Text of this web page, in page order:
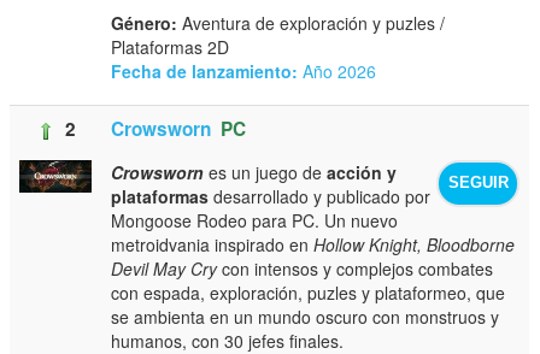
Género: Aventura de exploración y puzles /
Plataformas 2D
Fecha de lanzamiento: Año 2026
2 Crowsworn PC
SEGUIR
Crowsworn es un juego deacción y
plataformas desarrollado y publicado por
Mongoose Rodeo para PC. Un nuevo
metroidvania inspirado enHollow Knight, Bloodborne
Devil May Crycon intensos y complejos combates
con espada, exploración, puzles y plataformeo, que
se ambienta en un mundo oscuro con monstruos y
humanos, con 30 jefes finales.